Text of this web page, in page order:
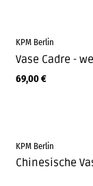
KPM Berlin
Vase Cadre -
69,00€
KPM Berlin
Chinesische